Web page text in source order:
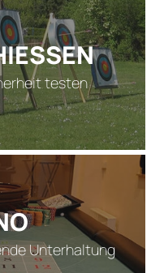
testen
Unterhaltung